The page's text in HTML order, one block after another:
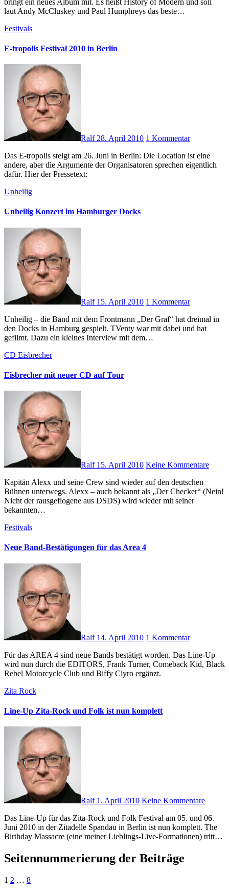
laut Andy McCluskey und Paul Humphreys das beste…
Festivals
E-tropolis Festival 2010 in Berlin
Ralf 28. April 2010 1 Kommentar
Das E-tropolis steigt am 26. Juni in Berlin: Die Location ist eine
andere, aber die Argumente der Organisatoren sprechen eigentlich
dafür. Hier der Pressetext:
Unheilig
Unheilig Konzert im Hamburger Docks
Ralf 15. April 2010 1 Kommentar
Unheilig – die Band mit dem Frontmann „Der Graf“ hat dreimal in
den Docks in Hamburg gespielt. TVenty war mit dabei und hat
gefilmt. Dazu ein kleines Interview mit dem…
CD Eisbrecher
Eisbrecher mit neuer CD auf Tour
Ralf 15. April 2010 Keine Kommentare
Kapitän Alexx und seine Crew sind wieder auf den deutschen
Bühnen unterwegs. Alexx – auch bekannt als „Der Checker“ (Nein!
Nicht der rausgeflogene aus DSDS) wird wieder mit seiner
bekannten…
Festivals
Neue Band-Bestätigungen für das Area 4
Ralf 14. April 2010 1 Kommentar
Für das AREA 4 sind neue Bands bestätigt worden. Das Line-Up
wird nun durch die EDITORS, Frank Turner, Comeback Kid, Black
Rebel Motorcycle Club und Biffy Clyro ergänzt.
Zita Rock
Line-Up Zita-Rock und Folk ist nun komplett
Ralf 1. April 2010 Keine Kommentare
Das Line-Up für das Zita-Rock und Folk Festival am 05. und 06.
Juni 2010 in der Zitadelle Spandau in Berlin ist nun komplett. The
Birthday Massacre (eine meiner Lieblings-Live-Formationen) tritt…
Seitennummerierung der Beiträge
1 2 … 8